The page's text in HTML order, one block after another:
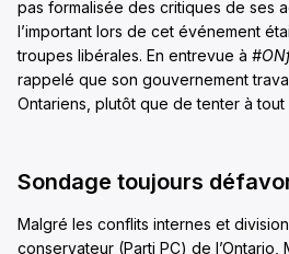
pas formalisée des critiques de ses
l’important lors de cet événement
troupes libérales. En entrevue à
rappelé que son gouvernement
Ontariens, plutôt que de tenter à
Sondage toujours
Malgré les conflits internes et
conservateur (Parti PC) de l’Ontario,